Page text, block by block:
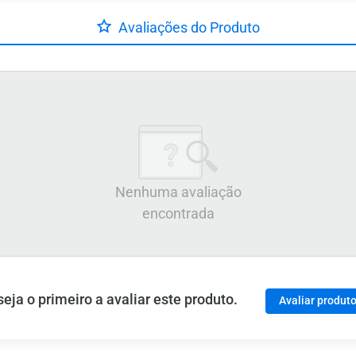
Avaliações do Produto
Nenhuma avaliação
encontrada
o primeiro a avaliar este produto. Avaliar produto